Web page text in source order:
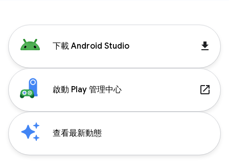
下載 Android Studio get_app
啟動 Play 管理中心 launch
查看最新動態